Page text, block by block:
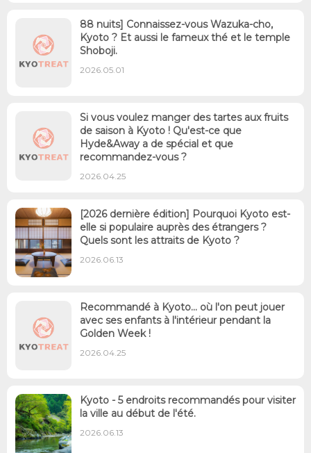
88 nuits] Connaissez-vous Wazuka-cho,
Kyoto ? Et aussi le fameux thé et le temple
Shoboji.
2026.05.01
Si vous voulez manger des tartes aux fruits
de saison à Kyoto ! Qu'est-ce que
Hyde&Away a de spécial et que
recommandez-vous ?
2026.04.25
[2026 dernière édition] Pourquoi Kyoto est-
elle si populaire auprès des étrangers ?
Quels sont les attraits de Kyoto ?
2026.06.13
Recommandé à Kyoto... où l'on peut jouer
avec ses enfants à l'intérieur pendant la
Golden Week !
2026.04.25
Kyoto - 5 endroits recommandés pour visiter
la ville au début de l'été.
2026.06.13